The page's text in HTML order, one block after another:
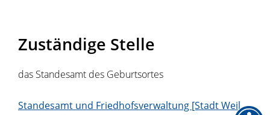
Zuständige Stelle
das Standesamt des Geburtsortes
Standesamt und Friedhofsverwaltung [Stadt Weil